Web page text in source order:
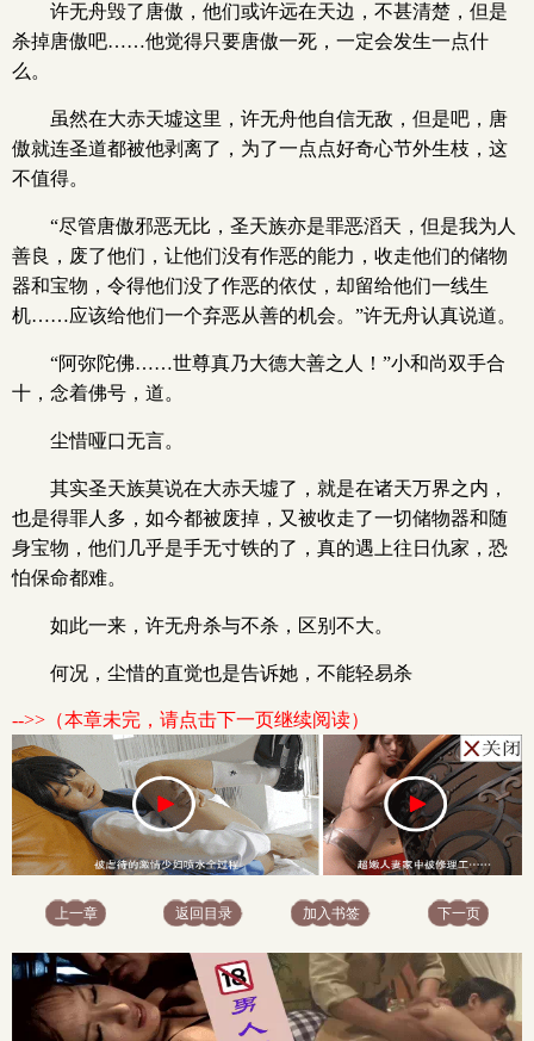
许无舟毁了唐傲，他们或许远在天边，不甚清楚，但是
杀掉唐傲吧……他觉得只要唐傲一死，一定会发生一点什
么。
虽然在大赤天墟这里，许无舟他自信无敌，但是吧，唐
傲就连圣道都被他剥离了，为了一点点好奇心节外生枝，这
不值得。
“尽管唐傲邪恶无比，圣天族亦是罪恶滔天，但是我为人
善良，废了他们，让他们没有作恶的能力，收走他们的储物
器和宝物，令得他们没了作恶的依仗，却留给他们一线生
机……应该给他们一个弃恶从善的机会。”许无舟认真说道。
“阿弥陀佛……世尊真乃大德大善之人！”小和尚双手合
十，念着佛号，道。
尘惜哑口无言。
其实圣天族莫说在大赤天墟了，就是在诸天万界之内，
也是得罪人多，如今都被废掉，又被收走了一切储物器和随
身宝物，他们几乎是手无寸铁的了，真的遇上往日仇家，恐
怕保命都难。
如此一来，许无舟杀与不杀，区别不大。
何况，尘惜的直觉也是告诉她，不能轻易杀
-->>（本章未完，请点击下一页继续阅读）
上一章 返回目录 加入书签 下一页